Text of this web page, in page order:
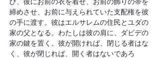
び、彼にお前の衣を着せ、お前の飾りの帯を
締めさせ、お前に与えられていた支配権を彼
の手に渡す。彼はエルサレムの住民とユダの
家の父となる。わたしは彼の肩に、ダビデの
家の鍵を置く。彼が開ければ、閉じる者はな
く、彼が閉じれば、開く者はないであろ